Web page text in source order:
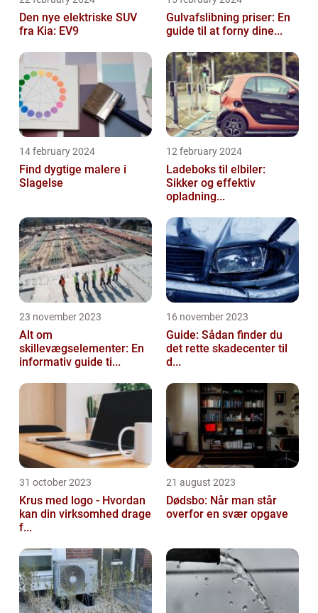
Den nye elektriske SUV
fra Kia: EV9
Gulvafslibning priser: En
guide til at forny dine...
14 february 2024
Find dygtige malere i
Slagelse
12 february 2024
Ladeboks til elbiler:
Sikker og effektiv
opladning...
23 november 2023
Alt om
skillevægselementer: En
informativ guide ti...
16 november 2023
Guide: Sådan finder du
det rette skadecenter til
d...
31 october 2023
Krus med logo - Hvordan
kan din virksomhed drage
f...
21 august 2023
Dødsbo: Når man står
overfor en svær opgave